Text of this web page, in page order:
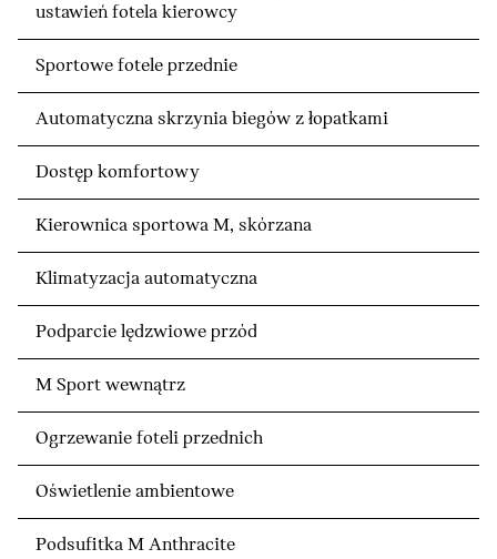
ustawień fotela kierowcy
Sportowe fotele przednie
Automatyczna skrzynia biegów z łopatkami
Dostęp komfortowy
Kierownica sportowa M, skórzana
Klimatyzacja automatyczna
Podparcie lędzwiowe przód
M Sport wewnątrz
Ogrzewanie foteli przednich
Oświetlenie ambientowe
Podsufitka M Anthracite